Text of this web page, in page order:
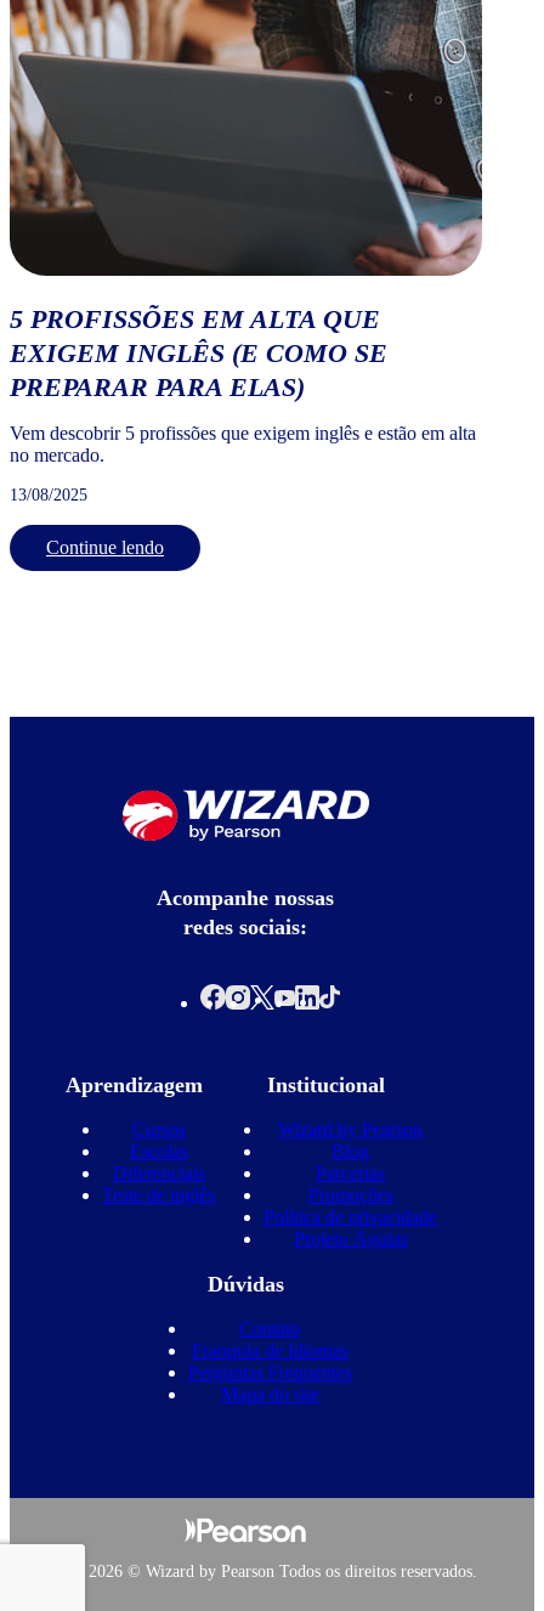
5 PROFISSÕES EM ALTA QUE
EXIGEM INGLÊS (E COMO SE
PREPARAR PARA ELAS)
Vem descobrir 5 profissões que exigem inglês e estão em alta
no mercado.
13/08/2025
Continue lendo
Acompanhe nossas
redes sociais:
Aprendizagem
Cursos
Escolas
Diferenciais
Teste de inglês
Institucional
Wizard by Pearson
Blog
Parcerias
Promoções
Política de privacidade
Projeto Águias
Dúvidas
Contato
Franquia de Idiomas
Perguntas Frequentes
Mapa do site
Copyright 2026 © Wizard by Pearson Todos os direitos reservados.